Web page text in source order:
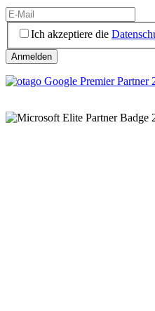
Ich akzeptiere die